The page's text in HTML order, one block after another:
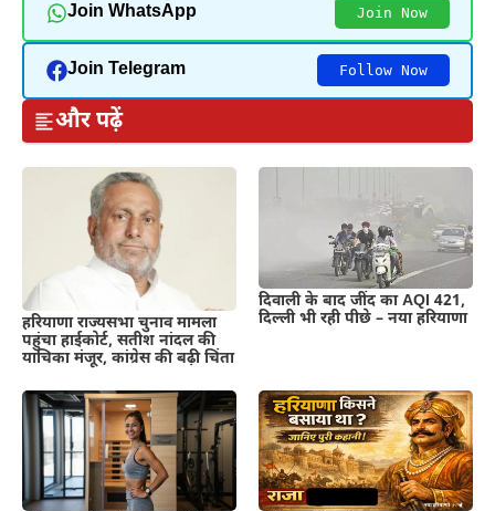
Join WhatsApp Join Now
Join Telegram Follow Now
और पढ़ें
हरियाणा राज्यसभा चुनाव मामला
पहुंचा हाईकोर्ट, सतीश नांदल की
याचिका मंजूर, कांग्रेस की बढ़ी चिंता
दिवाली के बाद जींद का AQI 421,
दिल्ली भी रही पीछे – नया हरियाणा